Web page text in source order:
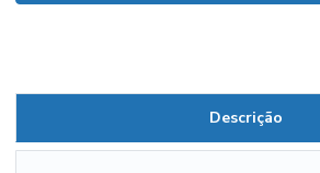
Descrição